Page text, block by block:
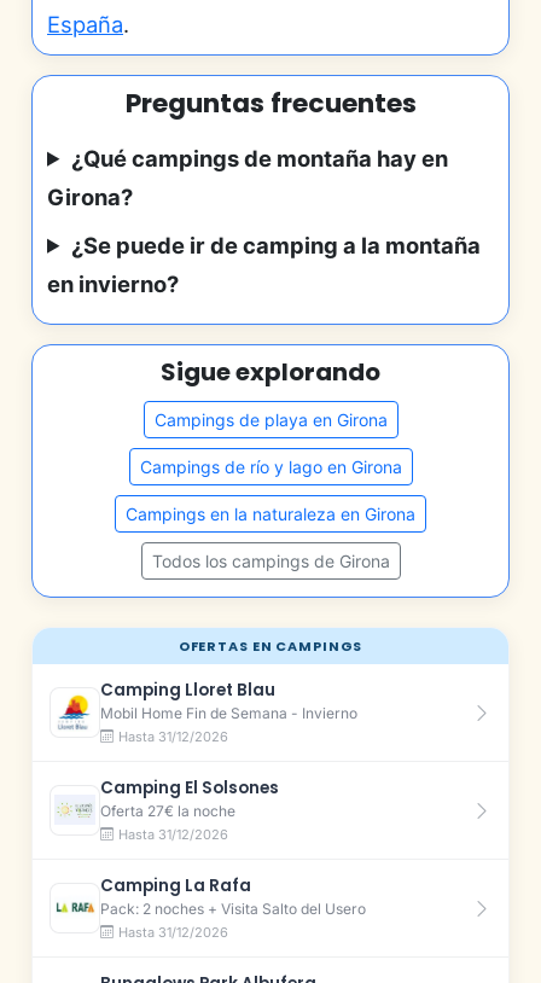
OFERTAS EN CAMPINGS
Camping Lloret Blau
Mobil Home Fin de Semana - Invierno
Hasta 31/12/2026
Camping El Solsones
Oferta 27€ la noche
Hasta 31/12/2026
Camping La Rafa
Pack: 2 noches + Visita Salto del Usero
Hasta 31/12/2026
España.
Preguntas frecuentes
¿Qué campings de montaña hay en
Girona?
¿Se puede ir de camping a la montaña
en invierno?
Sigue explorando
Campings de playa en Girona
Campings de río y lago en Girona
Campings en la naturaleza en Girona
Todos los campings de Girona